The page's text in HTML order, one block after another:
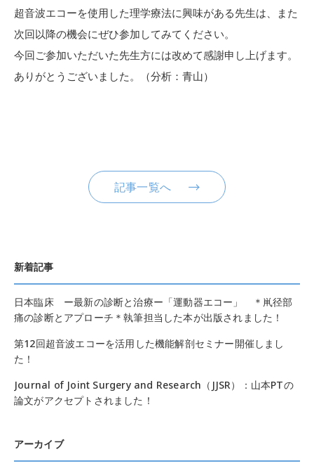
超音波エコーを使用した理学療法に興味がある先生は、また
次回以降の機会にぜひ参加してみてください。
今回ご参加いただいた先生方には改めて感謝申し上げます。
ありがとうございました。（分析：青山）
記事一覧へ
新着記事
日本臨床 ー最新の診断と治療ー「運動器エコー」 ＊鼡径部
痛の診断とアプローチ＊執筆担当した本が出版されました！
第12回超音波エコーを活用した機能解剖セミナー開催しまし
た！
Journal of Joint Surgery and Research（JJSR）：山本PTの
論文がアクセプトされました！
アーカイブ